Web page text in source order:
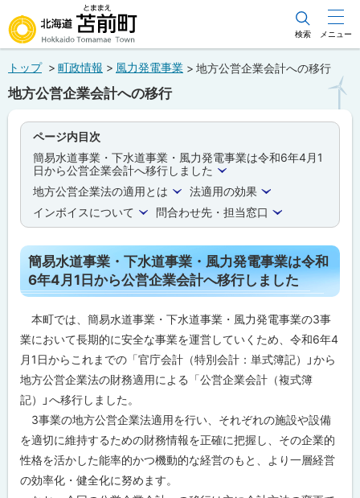
文
メ
ニ
北海道苫前町
Hokkaido Tomamae Town
検索 メニュー
トップ 町政情報 風力発電事業 地方公営企業会計への移行
地方公営企業会計への移行
ページ内目次
簡易水道事業・下水道事業・風力発電事業は令和6年4月1
日から公営企業会計へ移行しました
地方公営企業法の適用とは
法適用の効果
インボイスについて
問合わせ先・担当窓口
簡易水道事業・下水道事業・風力発電事業は令和
6年4月1日から公営企業会計へ移行しました
本町では、簡易水道事業・下水道事業・風力発電事業の3事
業において長期的に安全な事業を運営していくため、令和6年4
月1日からこれまでの「官庁会計（特別会計：単式簿記）」から
地方公営企業法の財務適用による「公営企業会計（複式簿
記）」へ移行しました。
3事業の地方公営企業法適用を行い、それぞれの施設や設備
を適切に維持するための財務情報を正確に把握し、その企業的
性格を活かした能率的かつ機動的な経営のもと、より一層経営
の効率化・健全化に努めます。